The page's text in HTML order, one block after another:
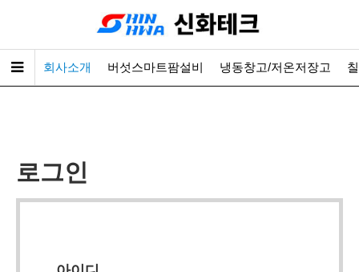
회사소개 버섯스마트팜설비 냉동창고/저온저장고
로그인